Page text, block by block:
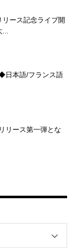
リース記念ライブ開
...
日本語/フランス語
リース第一弾とな